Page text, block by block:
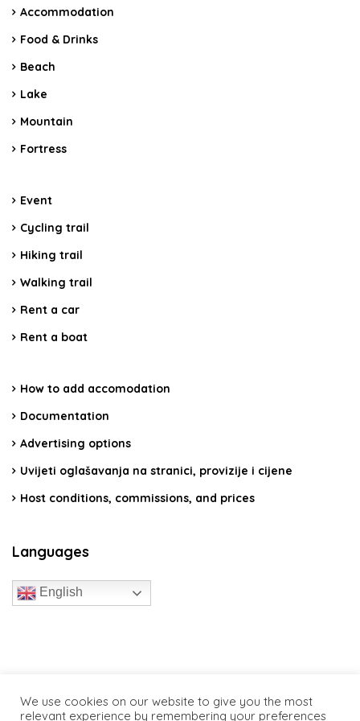
Accommodation
Food & Drinks
Beach
Lake
Mountain
Fortress
Event
Cycling trail
Hiking trail
Walking trail
Rent a car
Rent a boat
How to add accomodation
Documentation
Advertising options
Uvijeti oglašavanja na stranici, provizije i cijene
Host conditions, commissions, and prices
Languages
English
We use cookies on our website to give you the most
relevant experience by remembering your preferences